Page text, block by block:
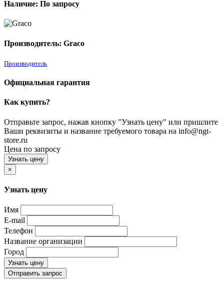
Наличие: По запросу
Производитель: Graco
Производитель
Официальная гарантия
Как купить?
Отправьте запрос, нажав кнопку "Узнать цену" или пришлите
Ваши реквизиты и название требуемого товара на info@ngt-
store.ru
Цена по запросу
Узнать цену
×
Узнать цену
Имя
E-mail
Телефон
Название организации
Город
Узнать цену
Отправить запрос